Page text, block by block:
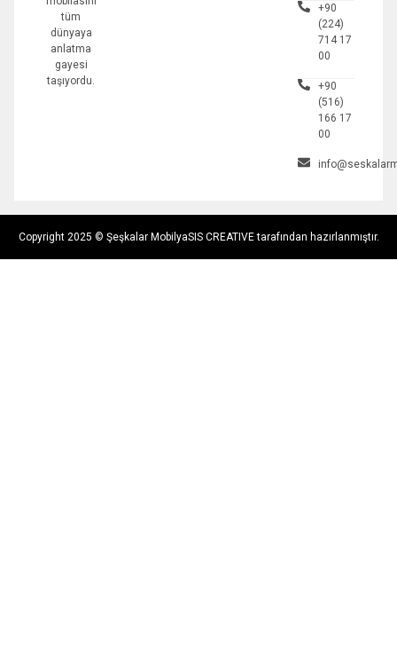
tüm
dünyaya
anlatma
gayesi
taşıyordu.
+90
(224)
714 17
00
+90
(516)
166 17
00
Copyright 2025 © Şeşkalar MobilyaSIS CREATIVE tarafından hazırlanmıştır.